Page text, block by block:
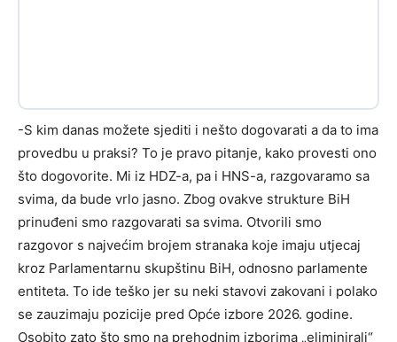
-S kim danas možete sjediti i nešto dogovarati a da to ima
provedbu u praksi? To je pravo pitanje, kako provesti ono
što dogovorite. Mi iz HDZ-a, pa i HNS-a, razgovaramo sa
svima, da bude vrlo jasno. Zbog ovakve strukture BiH
prinuđeni smo razgovarati sa svima. Otvorili smo
razgovor s najvećim brojem stranaka koje imaju utjecaj
kroz Parlamentarnu skupštinu BiH, odnosno parlamente
entiteta. To ide teško jer su neki stavovi zakovani i polako
se zauzimaju pozicije pred Opće izbore 2026. godine.
Osobito zato što smo na prehodnim izborima „eliminirali“